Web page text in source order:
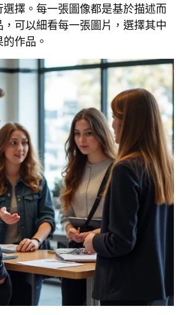
擇。每一張圖像都是基於描述而
可以細看每一張圖片，選擇其中
作品。